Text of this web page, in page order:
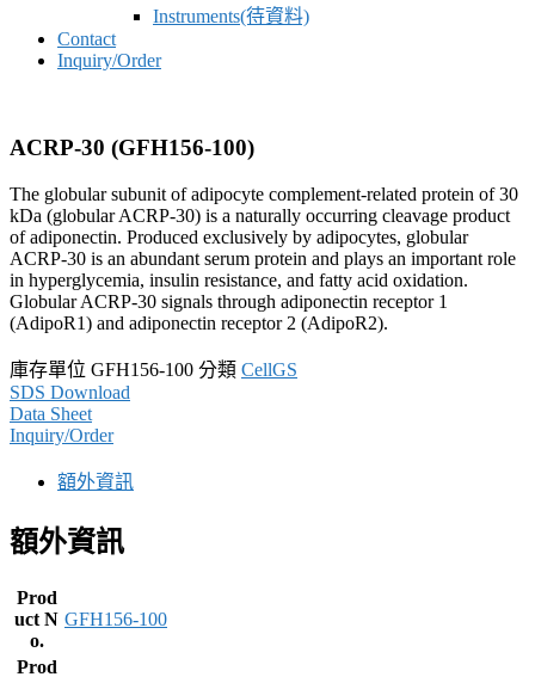
Instruments(待資料)
Contact
Inquiry/Order
ACRP-30 (GFH156-100)
The globular subunit of adipocyte complement-related protein of 30
kDa (globular ACRP-30) is a naturally occurring cleavage product
of adiponectin. Produced exclusively by adipocytes, globular
ACRP-30 is an abundant serum protein and plays an important role
in hyperglycemia, insulin resistance, and fatty acid oxidation.
Globular ACRP-30 signals through adiponectin receptor 1
(AdipoR1) and adiponectin receptor 2 (AdipoR2).
庫存單位 GFH156-100 分類 CellGS
SDS Download
Data Sheet
Inquiry/Order
額外資訊
額外資訊
Prod
uct N
o.
GFH156-100
Prod